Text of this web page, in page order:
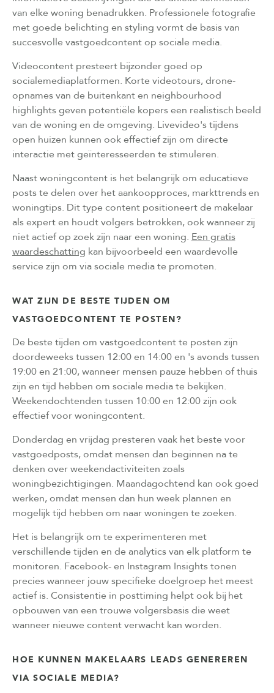
van elke woning benadrukken. Professionele fotografie
met goede belichting en styling vormt de basis van
succesvolle vastgoedcontent op sociale media.
Videocontent presteert bijzonder goed op
socialemediaplatformen. Korte videotours, drone-
opnames van de buitenkant en neighbourhood
highlights geven potentiële kopers een realistisch beeld
van de woning en de omgeving. Livevideo's tijdens
open huizen kunnen ook effectief zijn om directe
interactie met geïnteresseerden te stimuleren.
Naast woningcontent is het belangrijk om educatieve
posts te delen over het aankoopproces, markttrends en
woningtips. Dit type content positioneert de makelaar
als expert en houdt volgers betrokken, ook wanneer zij
niet actief op zoek zijn naar een woning. Een gratis
waardeschatting kan bijvoorbeeld een waardevolle
service zijn om via sociale media te promoten.
WAT ZIJN DE BESTE TIJDEN OM
VASTGOEDCONTENT TE POSTEN?
De beste tijden om vastgoedcontent te posten zijn
doordeweeks tussen 12:00 en 14:00 en 's avonds tussen
19:00 en 21:00, wanneer mensen pauze hebben of thuis
zijn en tijd hebben om sociale media te bekijken.
Weekend­ochtenden tussen 10:00 en 12:00 zijn ook
effectief voor woningcontent.
Donderdag en vrijdag presteren vaak het beste voor
vastgoedposts, omdat mensen dan beginnen na te
denken over weekendactiviteiten zoals
woningbezichtigingen. Maandagochtend kan ook goed
werken, omdat mensen dan hun week plannen en
mogelijk tijd hebben om naar woningen te zoeken.
Het is belangrijk om te experimenteren met
verschillende tijden en de analytics van elk platform te
monitoren. Facebook- en Instagram Insights tonen
precies wanneer jouw specifieke doelgroep het meest
actief is. Consistentie in posttiming helpt ook bij het
opbouwen van een trouwe volgersbasis die weet
wanneer nieuwe content verwacht kan worden.
HOE KUNNEN MAKELAARS LEADS GENEREREN
VIA SOCIALE MEDIA?